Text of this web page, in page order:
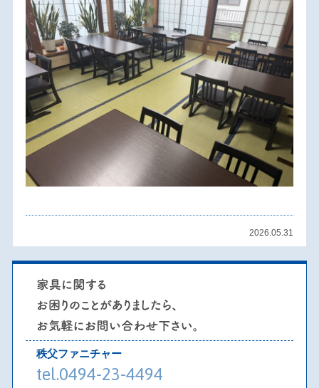
2026.05.31
秩父ファニチャー
tel.0494-23-4494